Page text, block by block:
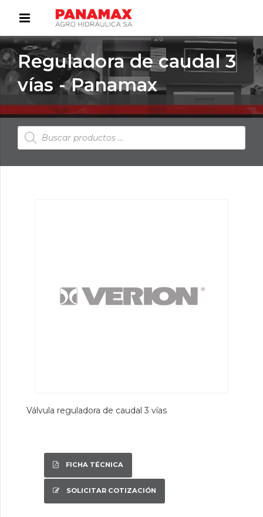
Reguladora de caudal 3
vías - Panamax
Búsqueda
de
Válvula reguladora de caudal 3 vías
FICHA TÉCNICA
SOLICITAR COTIZACIÓN